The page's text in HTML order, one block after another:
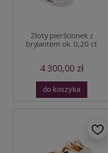
Złoty pierścionek z
brylantem ok. 0,20 ct
4 300,00 zł
do koszyka